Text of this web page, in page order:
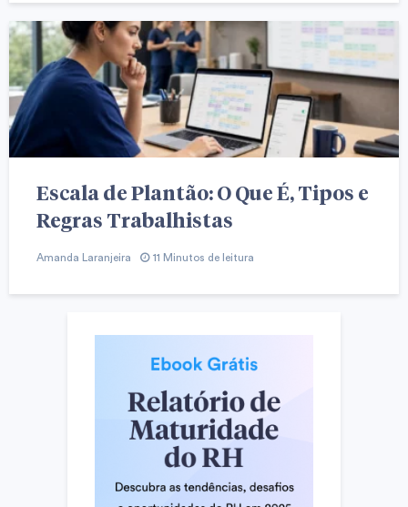
Escala de Plantão: O Que É, Tipos e
Regras Trabalhistas
Amanda Laranjeira 11 Minutos de leitura